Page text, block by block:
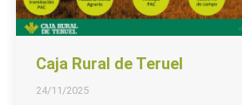
Caja Rural de Teruel
24/11/2025